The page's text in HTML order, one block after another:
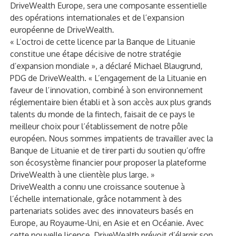
DriveWealth Europe, sera une composante essentielle
des opérations internationales et de l’expansion
européenne de DriveWealth.
« L’octroi de cette licence par la Banque de Lituanie
constitue une étape décisive de notre stratégie
d’expansion mondiale », a déclaré Michael Blaugrund,
PDG de DriveWealth. « L’engagement de la Lituanie en
faveur de l’innovation, combiné à son environnement
réglementaire bien établi et à son accès aux plus grands
talents du monde de la fintech, faisait de ce pays le
meilleur choix pour l’établissement de notre pôle
européen. Nous sommes impatients de travailler avec la
Banque de Lituanie et de tirer parti du soutien qu’offre
son écosystème financier pour proposer la plateforme
DriveWealth à une clientèle plus large. »
DriveWealth a connu une croissance soutenue à
l’échelle internationale, grâce notamment à des
partenariats solides avec des innovateurs basés en
Europe, au Royaume-Uni, en Asie et en Océanie. Avec